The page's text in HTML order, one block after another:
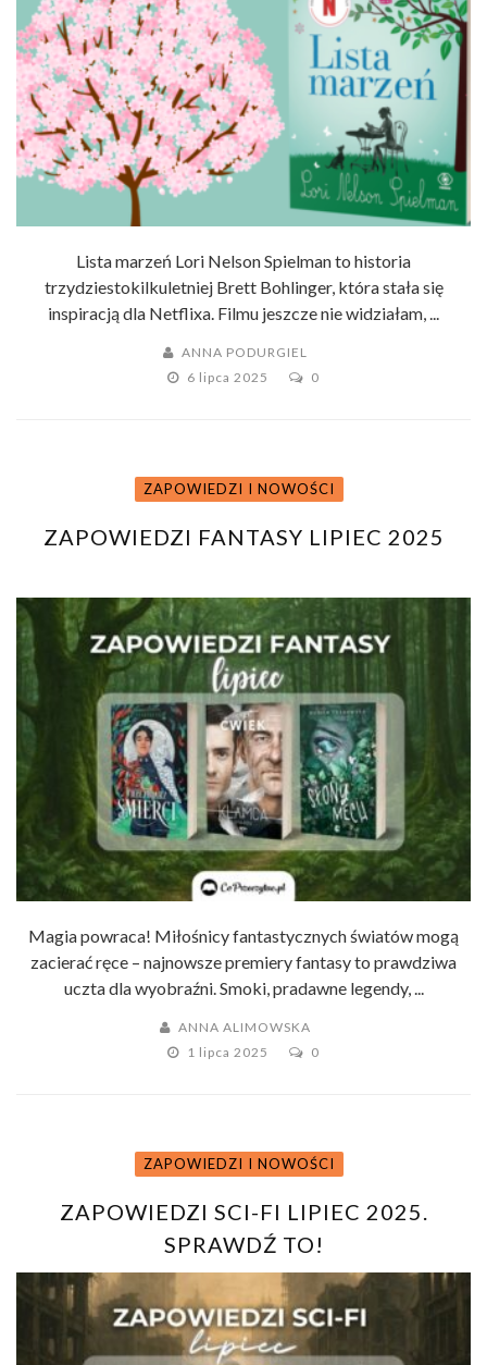
Lista marzeń Lori Nelson Spielman to historia
trzydziestokilkuletniej Brett Bohlinger, która stała się
inspiracją dla Netflixa. Filmu jeszcze nie widziałam, ...
ANNA PODURGIEL
6 lipca 2025
0
ZAPOWIEDZI I NOWOŚCI
ZAPOWIEDZI FANTASY LIPIEC 2025
Magia powraca! Miłośnicy fantastycznych światów mogą
zacierać ręce – najnowsze premiery fantasy to prawdziwa
uczta dla wyobraźni. Smoki, pradawne legendy, ...
ANNA ALIMOWSKA
1 lipca 2025
0
ZAPOWIEDZI I NOWOŚCI
ZAPOWIEDZI SCI-FI LIPIEC 2025.
SPRAWDŹ TO!